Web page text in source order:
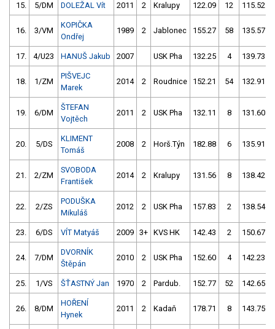
15. 5/DM DOLEŽAL Vít 2011 2 Kralupy 122.09 12 115.52
16. 3/VM
KOPIČKA
Ondřej
1989 2 Jablonec 155.27 58 135.57
17. 4/U23 HANUŠ Jakub 2007 USK Pha 132.25 4 139.73
18. 1/ZM
PIŠVEJC
Marek
2014 2 Roudnice 152.21 54 132.91
19. 6/DM
ŠTEFAN
Vojtěch
2011 2 USK Pha 132.11 8 131.60
20. 5/DS
KLIMENT
Tomáš
2008 2 Horš.Týn 182.88 6 135.91
21. 2/ZM
SVOBODA
František
2014 2 Kralupy 131.56 8 138.42
22. 2/ZS
PODUŠKA
Mikuláš
2012 2 USK Pha 157.83 2 138.54
23. 6/DS VÍT Matyáš 2009 3+ KVS HK 142.43 2 150.67
24. 7/DM
DVORNÍK
Štěpán
2010 2 USK Pha 152.60 4 142.23
25. 1/VS ŠŤASTNÝ Jan 1970 2 Pardub. 152.77 52 142.65
26. 8/DM
HOŘENÍ
Hynek
2011 2 Kadaň 178.71 8 143.75